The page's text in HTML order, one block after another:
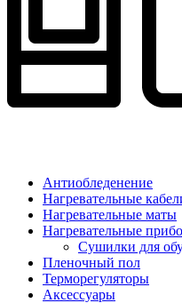
Антиобледенение
Нагревательные
Нагревательные маты
Нагревательные
Сушилки для
Пленочный пол
Терморегуляторы
Аксессуары